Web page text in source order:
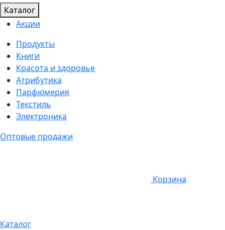
Каталог
Акции
Продукты
Книги
Красота и здоровье
Атрибутика
Парфюмерия
Текстиль
Электроника
Оптовые продажи
Корзина
Каталог